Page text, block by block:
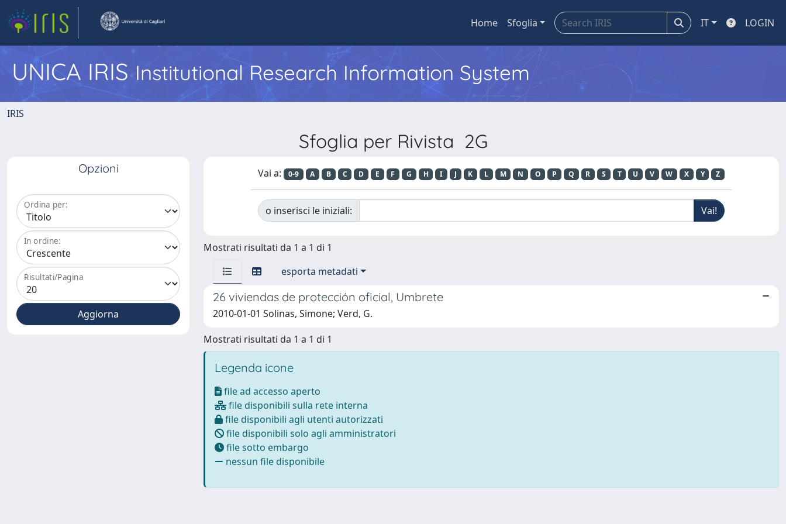
Home Sfoglia IT LOGIN
UNICA IRISInstitutional Research Information System
IRIS
Sfoglia per Rivista 2G
Opzioni
Ordina per:
In ordine:
Risultati/Pagina
Vai a: 0-9 A B C D E F G H I J K L M N O P Q R S T U V W X Y Z
o inserisci le iniziali:
Mostrati risultati da 1 a 1 di 1
esporta metadati
26 viviendas de protección oficial, Umbrete
2010-01-01 Solinas, Simone; Verd, G.
Mostrati risultati da 1 a 1 di 1
Legenda icone
file ad accesso aperto
file disponibili sulla rete interna
file disponibili agli utenti autorizzati
file disponibili solo agli amministratori
file sotto embargo
nessun file disponibile